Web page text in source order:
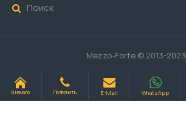
Поиск
Mezzo-Forte © 2013-2023
В начало Позвонить E-Mail WhatsApp